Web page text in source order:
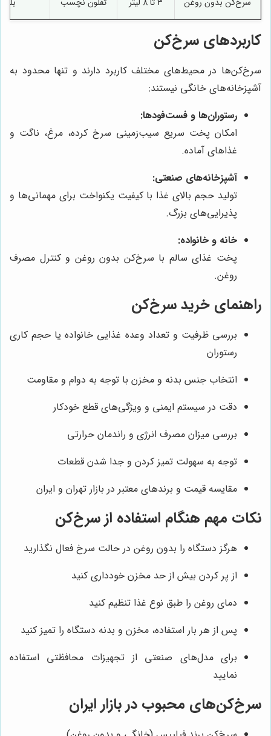
کاربردهای سرخ‌کن
سرخ‌کن‌ها در محیط‌های مختلف کاربرد دارند و تنها محدود به
آشپزخانه‌های خانگی نیستند:
رستوران‌ها و فست‌فودها:
امکان پخت سریع سیب‌زمینی سرخ کرده، مرغ، ناگت و
غذاهای آماده.
آشپزخانه‌های صنعتی:
تولید حجم بالای غذا با کیفیت یکنواخت برای مهمانی‌ها و
پذیرایی‌های بزرگ.
خانه و خانواده:
پخت غذای سالم با سرخ‌کن بدون روغن و کنترل مصرف
روغن.
راهنمای خرید سرخ‌کن
بررسی ظرفیت و تعداد وعده غذایی خانواده یا حجم کاری
رستوران
انتخاب جنس بدنه و مخزن با توجه به دوام و مقاومت
دقت در سیستم ایمنی و ویژگی‌های قطع خودکار
بررسی میزان مصرف انرژی و راندمان حرارتی
توجه به سهولت تمیز کردن و جدا شدن قطعات
مقایسه قیمت و برندهای معتبر در بازار تهران و ایران
نکات مهم هنگام استفاده از سرخ‌کن
هرگز دستگاه را بدون روغن در حالت سرخ فعال نگذارید
از پر کردن بیش از حد مخزن خودداری کنید
دمای روغن را طبق نوع غذا تنظیم کنید
پس از هر بار استفاده، مخزن و بدنه دستگاه را تمیز کنید
برای مدل‌های صنعتی از تجهیزات محافظتی استفاده
نمایید
سرخ‌کن‌های محبوب در بازار ایران